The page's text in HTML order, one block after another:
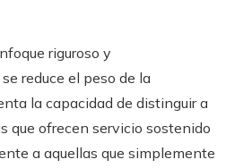
riguroso y
reduce el peso de la
la capacidad de distinguir a
que ofrecen servicio sostenido
a aquellas que simplemente